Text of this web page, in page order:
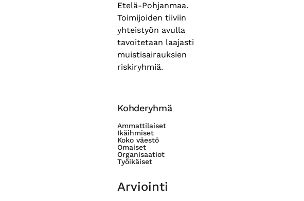
Etelä-Pohjanmaa.
Toimijoiden tiiviin
yhteistyön avulla
tavoitetaan laajasti
muistisairauksien
riskiryhmiä.
Kohderyhmä
Ammattilaiset
Ikäihmiset
Koko väestö
Omaiset
Organisaatiot
Työikäiset
Arviointi